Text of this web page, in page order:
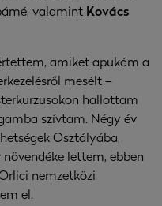
valamint Kovács
amiket apukám a
mesélt –
hallottam
szívtam. Négy év
Osztályába,
növendéke lettem, ebben
nemzetközi
el.